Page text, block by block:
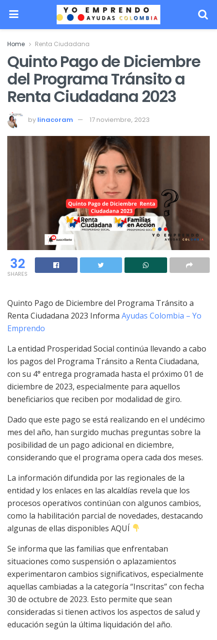
Home Renta Ciudadana
Quinto Pago de Diciembre
del Programa Tránsito a
Renta Ciudadana 2023
by linacoram 17 noviembre, 2023
32
SHARES
Quinto Pago de Diciembre del Programa Tránsito a
Renta Ciudadana 2023 Informa Ayudas Colombia – Yo
Emprendo
La entidad Prosperidad Social continúa llevando a cabo
los pagos del Programa Tránsito a Renta Ciudadana,
con su 4° entrega programada hasta el próximo 01 de
diciembre de 2023, especialmente para aquellos
beneficiarios que reciben por modalidad de giro.
Dado que este pago se está realizando en el undécimo
mes del año, han surgido muchas preguntas sobre la
posibilidad de un pago adicional en diciembre,
considerando que el programa opera cada dos meses.
La información difundida por las regionales de la
entidad y los enlaces en las alcaldías revela que los
procesos operativos continúan con algunos cambios,
como la habilitación parcial de novedades, destacando
algunas de ellas disponibles AQUÍ
Se informa que las familias que enfrentaban
situaciones como suspensión o aplazamientos
experimentaron cambios significativos, especialmente
aquellas cambiadas a la categoría “Inscritas” con fecha
30 de octubre de 2023. Esto permite que sean
consideradas si tienen activos los aspectos de salud y
educación según la última liquidación del año.